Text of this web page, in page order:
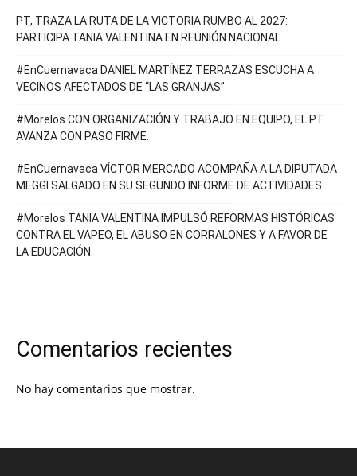
PT, TRAZA LA RUTA DE LA VICTORIA RUMBO AL 2027:
PARTICIPA TANIA VALENTINA EN REUNIÓN NACIONAL.
#EnCuernavaca DANIEL MARTÍNEZ TERRAZAS ESCUCHA A
VECINOS AFECTADOS DE “LAS GRANJAS”.
#Morelos CON ORGANIZACIÓN Y TRABAJO EN EQUIPO, EL PT
AVANZA CON PASO FIRME.
#EnCuernavaca VÍCTOR MERCADO ACOMPAÑA A LA DIPUTADA
MEGGI SALGADO EN SU SEGUNDO INFORME DE ACTIVIDADES.
#Morelos TANIA VALENTINA IMPULSÓ REFORMAS HISTÓRICAS
CONTRA EL VAPEO, EL ABUSO EN CORRALONES Y A FAVOR DE
LA EDUCACIÓN.
Comentarios recientes
No hay comentarios que mostrar.